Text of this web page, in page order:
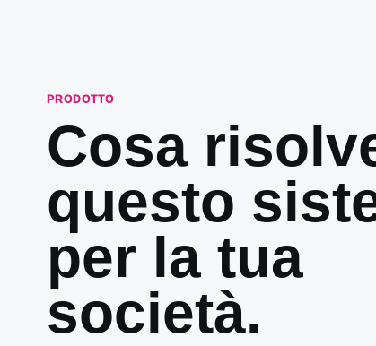
PRODOTTO
Cosa
questo
per la tua
società.